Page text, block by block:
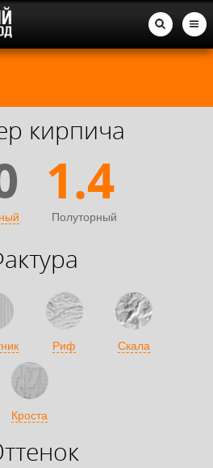
кирпича
1.4
Полуторный
Риф Скала
Кроста